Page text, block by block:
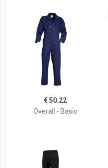
€ 50.22
Overall - Basic